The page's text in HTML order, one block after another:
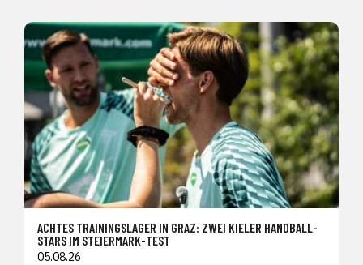
ACHTES TRAININGSLAGER IN GRAZ: ZWEI KIELER HANDBALL-
STARS IM STEIERMARK-TEST
05.08.26